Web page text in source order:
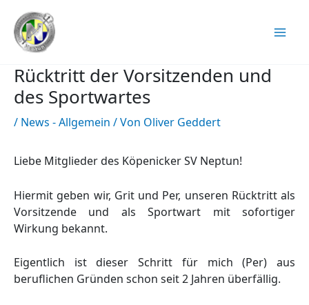
Inhalt
springen
Rücktritt der Vorsitzenden und
des Sportwartes
/ News - Allgemein / Von Oliver Geddert
Liebe Mitglieder des Köpenicker SV Neptun!
Hiermit geben wir, Grit und Per, unseren Rücktritt als
Vorsitzende und als Sportwart mit sofortiger
Wirkung bekannt.
Eigentlich ist dieser Schritt für mich (Per) aus
beruflichen Gründen schon seit 2 Jahren überfällig.